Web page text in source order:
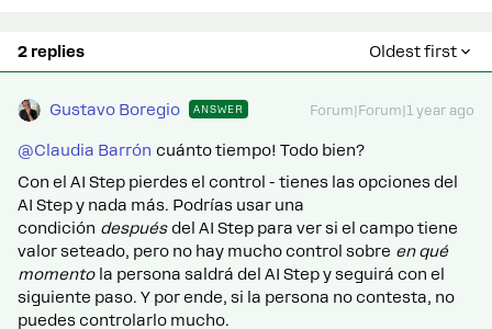
2 replies Oldest first
Gustavo Boregio ANSWER Forum|Forum|1 year ago
@Claudia Barrón cuánto tiempo! Todo bien?
Con el AI Step pierdes el control - tienes las opciones del
AI Step y nada más. Podrías usar una
condición despuésdel AI Step para ver si el campo tiene
valor seteado, pero no hay mucho control sobre en qué
momentola persona saldrá del AI Step y seguirá con el
siguiente paso. Y por ende, si la persona no contesta, no
puedes controlarlo mucho.